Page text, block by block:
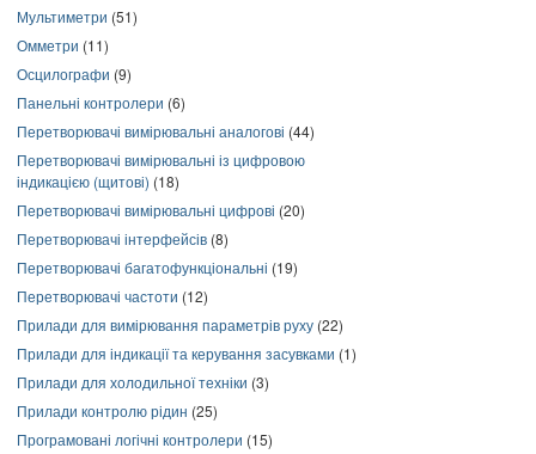
Мультиметри (51)
Омметри (11)
Осцилографи (9)
Панельні контролери (6)
Перетворювачі вимірювальні аналогові (44)
Перетворювачі вимірювальні із цифровою
індикацією (щитові) (18)
Перетворювачі вимірювальні цифрові (20)
Перетворювачі інтерфейсів (8)
Перетворювачі багатофункціональні (19)
Перетворювачі частоти (12)
Прилади для вимірювання параметрів руху (22)
Прилади для індикації та керування засувками (1)
Прилади для холодильної техніки (3)
Прилади контролю рідин (25)
Програмовані логічні контролери (15)